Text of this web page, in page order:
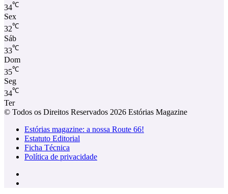
34℃
Sex
32℃
Sáb
33℃
Dom
35℃
Seg
34℃
Ter
© Todos os Direitos Reservados 2026 Estórias Magazine
Estórias magazine: a nossa Route 66!
Estatuto Editorial
Ficha Técnica
Política de privacidade